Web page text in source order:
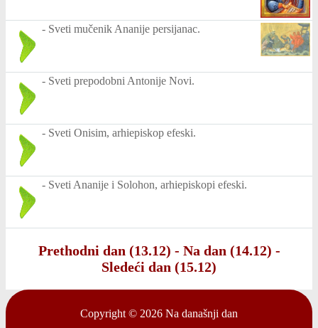
- Sveti mučenik Ananije persijanac.
- Sveti prepodobni Antonije Novi.
- Sveti Onisim, arhiepiskop efeski.
- Sveti Ananije i Solohon, arhiepiskopi efeski.
Prethodni dan (13.12) - Na dan (14.12) -
Sledeći dan (15.12)
Copyright © 2026 Na današnji dan